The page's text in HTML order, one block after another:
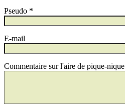
Pseudo *
E-mail
Commentaire sur l'aire de pique-nique